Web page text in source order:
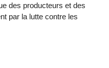
des producteurs et des
par la lutte contre les